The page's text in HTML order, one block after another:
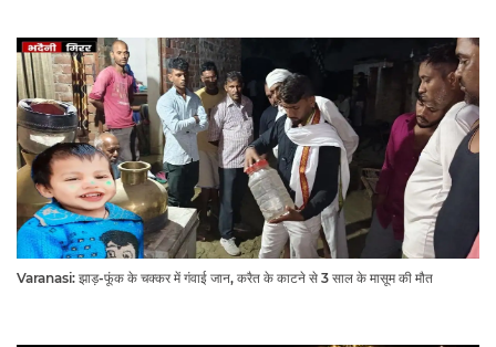
Varanasi: झाड़-फूंक के चक्कर में गंवाई जान, करैत के काटने से 3 साल के मासूम की मौत